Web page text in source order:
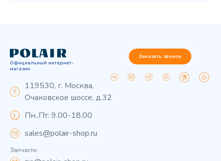
Официальный интернет-
магазин
119530, г. Москва,
Очаковское шоссе, д.32
Пн..Пт: 9.00-18.00
sales@polair-shop.ru
Запчасти:
Заказать звонок